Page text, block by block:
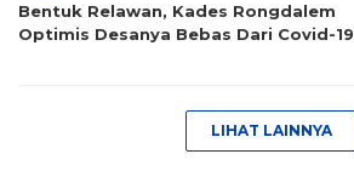
Bentuk Relawan, Kades Rongdalem
Optimis Desanya Bebas Dari Covid-19
LIHAT LAINNYA